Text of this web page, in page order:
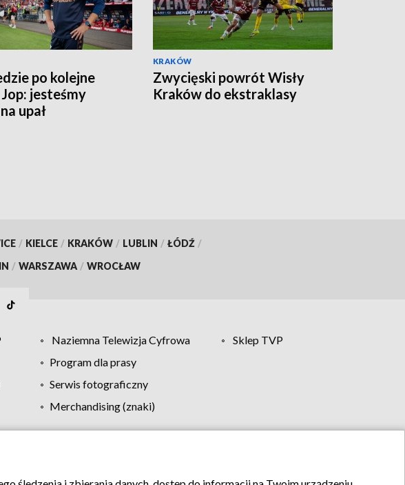
po kolejne
jesteśmy
upał
KRAKÓW
Zwycięski powrót Wisły
Kraków do ekstraklasy
/ KIELCE / KRAKÓW / LUBLIN / ŁÓDŹ /
/ WARSZAWA / WROCŁAW
Naziemna Telewizja Cyfrowa
Sklep TVP
Program dla prasy
Serwis fotograficzny
Merchandising (znaki)
Pomoc Biuro reklamy Kontakt